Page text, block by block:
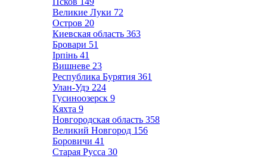
Великие Луки 72
Остров 20
Киевская область 363
Бровари 51
Ірпінь 41
Вишневе 23
Республика Бурятия 361
Улан-Удэ 224
Гусиноозерск 9
Кяхта 9
Новгородская область 358
Великий Новгород 156
Боровичи 41
Старая Русса 30